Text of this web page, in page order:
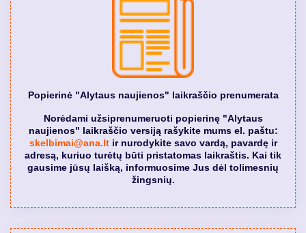
Popierinė "Alytaus naujienos" laikraščio prenumerata
Norėdami užsiprenumeruoti popierinę "Alytaus
naujienos" laikraščio versiją rašykite mums el. paštu:
skelbimai@ana.ltir nurodykite savo vardą, pavardę ir
adresą, kuriuo turėtų būti pristatomas laikraštis. Kai tik
gausime jūsų laišką, informuosime Jus dėl tolimesnių
žingsnių.